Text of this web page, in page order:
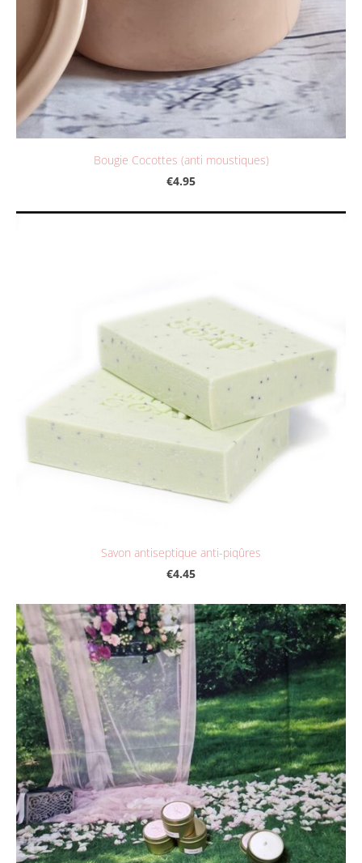
Bougie Cocottes (anti moustiques)
€4.95
Savon antiseptique anti-piqûres
€4.45